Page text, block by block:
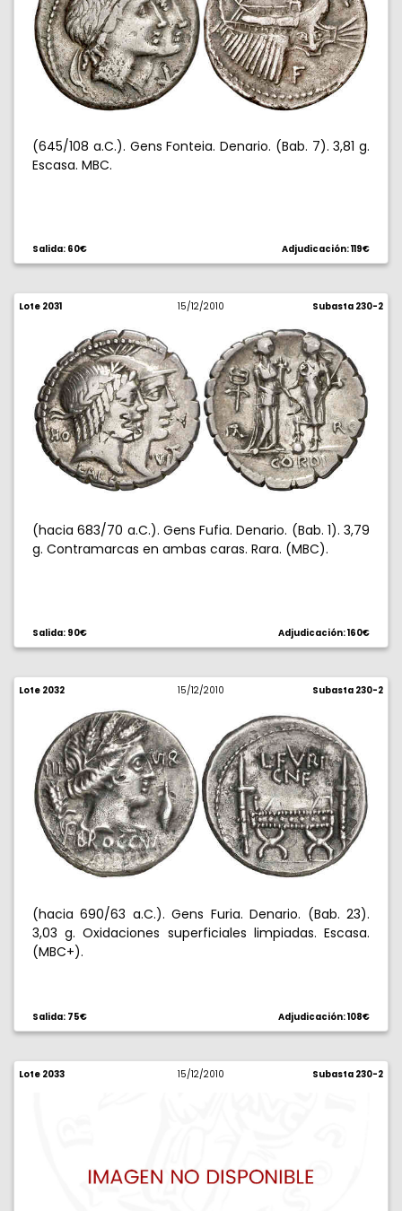
(645/108 a.C.). Gens Fonteia. Denario. (Bab. 7). 3,81 g.
Escasa. MBC.
Salida: 60€ Adjudicación: 119€
Lote 2031 15/12/2010 Subasta 230-2
(hacia 683/70 a.C.). Gens Fufia. Denario. (Bab. 1). 3,79
g. Contramarcas en ambas caras. Rara. (MBC).
Salida: 90€ Adjudicación: 160€
Lote 2032 15/12/2010 Subasta 230-2
(hacia 690/63 a.C.). Gens Furia. Denario. (Bab. 23).
3,03 g. Oxidaciones superficiales limpiadas. Escasa.
(MBC+).
Salida: 75€ Adjudicación: 108€
Lote 2033 15/12/2010 Subasta 230-2